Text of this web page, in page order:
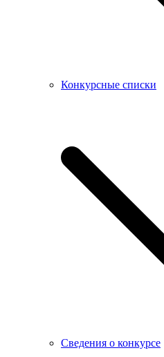
Конкурсные списки
Сведения о конкурсе